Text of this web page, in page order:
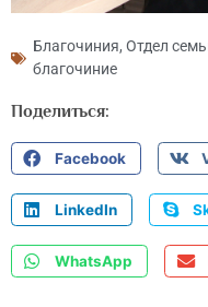
Благочиния, Отдел
благочиние
Поделиться:
Facebook
LinkedIn
WhatsApp